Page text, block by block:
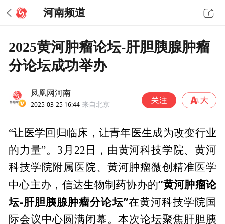
河南频道
2025黄河肿瘤论坛-肝胆胰腺肿瘤
分论坛成功举办
凤凰网河南
2025-03-25 16:44 来自北京
“让医学回归临床，让青年医生成为改变行业
的力量”。3月22日，由黄河科技学院、黄河
科技学院附属医院、黄河肿瘤微创精准医学
中心主办，信达生物制药协办的“黄河肿瘤论
坛-肝胆胰腺肿瘤分论坛”在黄河科技学院国
际会议中心圆满闭幕。本次论坛聚焦肝胆胰